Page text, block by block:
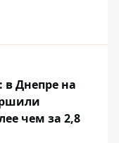
в Днепре на
чем за 2,8